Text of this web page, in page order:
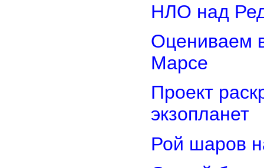
НЛО над
Оцениваем
Марсе
Проект
экзопланет
Рой шаров